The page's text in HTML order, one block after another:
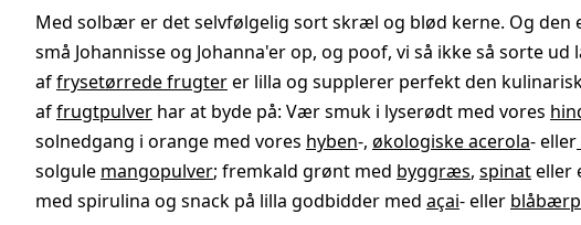
Med solbær er det selvfølgelig sort skræl og blød kerne. Og den
små Johannisse og Johanna'er op, og poof, vi så ikke så sorte
affrysetørrede frugterer lilla og supplerer perfekt den
affrugtpulver har at byde på: Vær smuk i lyserødt med vores
solnedgang i orange med vores hyben-, økologiske acerola- eller
solgule mangopulver; fremkald grønt med byggræs, spinateller
med spirulina og snack på lilla godbidder med açai- eller